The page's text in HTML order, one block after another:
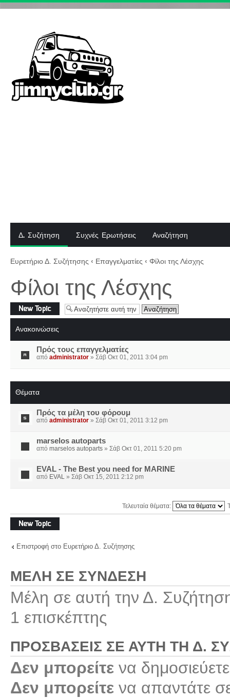
Δ. Συζήτηση Συχνές Ερωτήσεις Αναζήτηση
Ευρετήριο Δ. Συζήτησης ‹ Επαγγελματίες ‹ Φίλοι της Λέσχης
Φίλοι της Λέσχης
Δημιουργία νέου
θέματος
Ανακοινώσεις
Πρός τους επαγγελματίες
από administrator » Σάβ Οκτ 01, 2011 3:04 pm
Θέματα
Πρός τα μέλη του φόρουμ
από administrator » Σάβ Οκτ 01, 2011 3:12 pm
marselos autoparts
από marselos autoparts » Σάβ Οκτ 01, 2011 5:20 pm
EVAL - The Best you need for ΜΑRINE
από EVAL » Σάβ Οκτ 15, 2011 2:12 pm
Τελευταία θέματα:
Δημιουργία νέου
θέματος
Επιστροφή στο Ευρετήριο Δ. Συζήτησης
ΜΈΛΗ ΣΕ ΣΎΝΔΕΣΗ
Μέλη σε αυτή την Δ.
1 επισκέπτης
ΠΡΟΣΒΆΣΕΙΣ ΣΕ ΑΥΤΉ ΤΗ Δ.
Δεν μπορείτε να
Δεν μπορείτε να απαντάτε